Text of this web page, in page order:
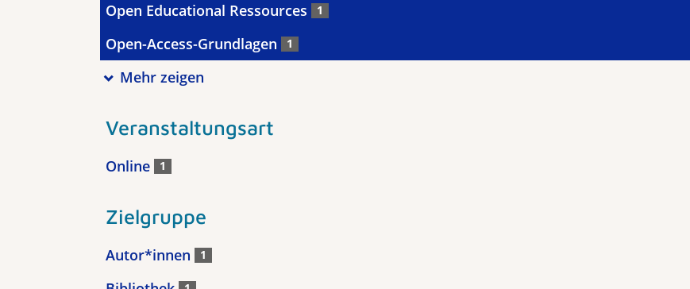
Open Educational Ressources 1
Open-Access-Grundlagen 1
Mehr zeigen
Veranstaltungsart
Online 1
Zielgruppe
Autor*innen 1